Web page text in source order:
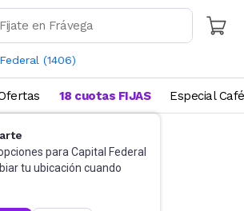
(1406)
para Capital Federal
tu ubicación cuando
18 cuotas FIJAS Especial Café